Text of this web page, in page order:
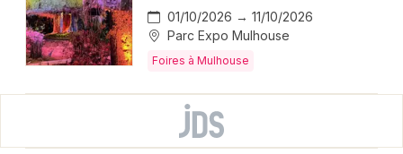
01/10/2026 → 11/10/2026
Parc Expo Mulhouse
Foires à Mulhouse